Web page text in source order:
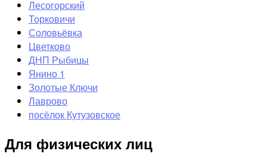
Лесогорский
Торковичи
Соловьёвка
Цветково
ДНП Рыбицы
Янино 1
Золотые Ключи
Лаврово
посёлок Кутузовское
Для физических лиц